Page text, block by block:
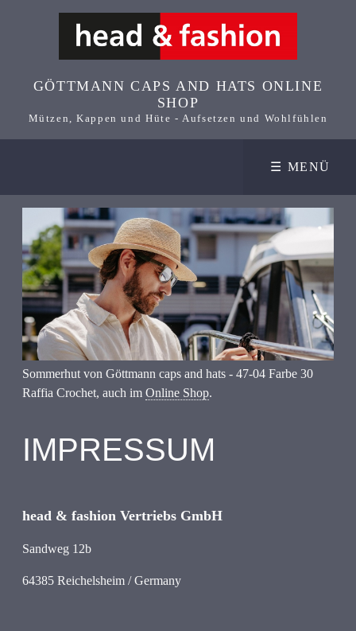
GÖTTMANN CAPS AND HATS ONLINE
SHOP
Mützen, Kappen und Hüte - Aufsetzen und Wohlfühlen
☰ MENÜ
Sommerhut von Göttmann caps and hats - 47-04 Farbe 30
Raffia Crochet, auch imOnline Shop.
IMPRESSUM
head & fashion Vertriebs GmbH
Sandweg 12b
64385 Reichelsheim / Germany